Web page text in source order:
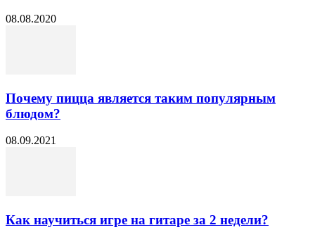
08.08.2020
Почему пицца является таким популярным
блюдом?
08.09.2021
Как научиться игре на гитаре за 2 недели?